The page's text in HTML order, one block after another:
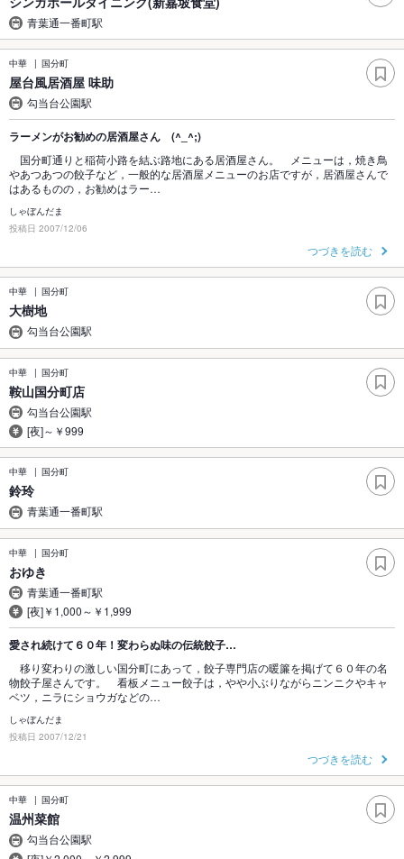
青葉通一番町駅
中華 国分町
屋台風居酒屋 味助
勾当台公園駅
ラーメンがお勧めの居酒屋さん (^_^;)
国分町通りと稲荷小路を結ぶ路地にある居酒屋さん。 メニューは，焼き鳥
やあつあつの餃子など，一般的な居酒屋メニューのお店ですが，居酒屋さんで
はあるものの，お勧めはラー…
しゃぼんだま
投稿日 2007/12/06
つづきを読む
中華 国分町
大樹地
勾当台公園駅
中華 国分町
鞍山国分町店
勾当台公園駅
[夜]～￥999
中華 国分町
鈴玲
青葉通一番町駅
中華 国分町
おゆき
青葉通一番町駅
[夜]￥1,000～￥1,999
愛され続けて６０年！変わらぬ味の伝統餃子…
移り変わりの激しい国分町にあって，餃子専門店の暖簾を掲げて６０年の名
物餃子屋さんです。 看板メニュー餃子は，やや小ぶりながらニンニクやキャ
ベツ，ニラにショウガなどの…
しゃぼんだま
投稿日 2007/12/21
つづきを読む
中華 国分町
温州菜館
勾当台公園駅